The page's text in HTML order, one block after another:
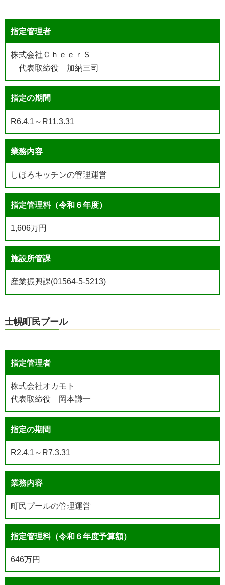
指定管理者
株式会社ＣｈｅｅｒＳ
代表取締役 加納三司
指定の期間
R6.4.1～R11.3.31
業務内容
しほろキッチンの管理運営
指定管理料（令和６年度）
1,606万円
施設所管課
産業振興課(01564-5-5213)
士幌町民プール
指定管理者
株式会社オカモト
代表取締役 岡本謙一
指定の期間
R2.4.1～R7.3.31
業務内容
町民プールの管理運営
指定管理料（令和６年度予算額）
646万円